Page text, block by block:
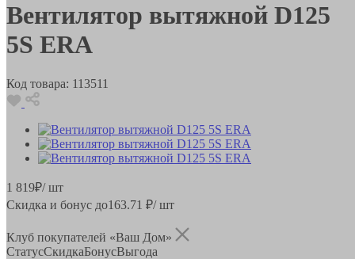
Вентилятор вытяжной D125
5S ERA
Код товара: 113511
1 819₽/ шт
Скидка и бонус до163.71 ₽/ шт
Клуб покупателей «Ваш Дом»
СтатусСкидкаБонусВыгода